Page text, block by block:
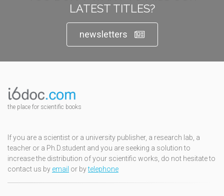
LATEST TITLES?
newsletters
the place for scientific books
If you are a scientist or a university publisher, a research lab, a
teacher or a Ph.D.student and you are seeking a solution to
increase the distribution of your scientific works, do not hesitate to
contact us by email or bytelephone